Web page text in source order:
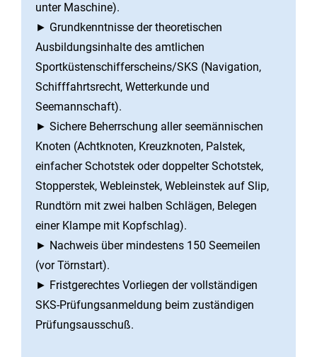
unter Maschine).
► Grundkenntnisse der theoretischen
Ausbildungsinhalte des amtlichen
Sportküstenschifferscheins/SKS (Navigation,
Schifffahrtsrecht, Wetterkunde und
Seemannschaft).
► Sichere Beherrschung aller seemännischen
Knoten (Achtknoten, Kreuzknoten, Palstek,
einfacher Schotstek oder doppelter Schotstek,
Stopperstek, Webleinstek, Webleinstek auf Slip,
Rundtörn mit zwei halben Schlägen, Belegen
einer Klampe mit Kopfschlag).
► Nachweis über mindestens 150 Seemeilen
(vor Törnstart).
► Fristgerechtes Vorliegen der vollständigen
SKS-Prüfungsanmeldung beim zuständigen
Prüfungsausschuß.